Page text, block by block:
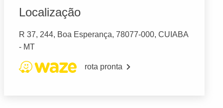
Localização
R 37, 244, Boa Esperança, 78077-000, CUIABA
- MT
rota pronta